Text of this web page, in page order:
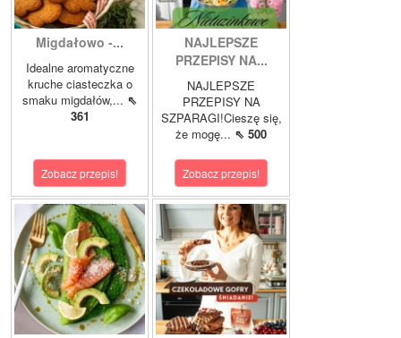
Migdałowo -...
Idealne aromatyczne
kruche ciasteczka o
smaku migdałów,... ⇖
361
Zobacz przepis!
NAJLEPSZE
PRZEPISY NA...
NAJLEPSZE
PRZEPISY NA
SZPARAGI!Cieszę się,
że mogę... ⇖ 500
Zobacz przepis!